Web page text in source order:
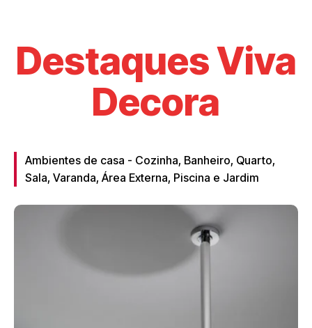
Destaques Viva
Decora
Ambientes de casa - Cozinha, Banheiro, Quarto,
Sala, Varanda, Área Externa, Piscina e Jardim